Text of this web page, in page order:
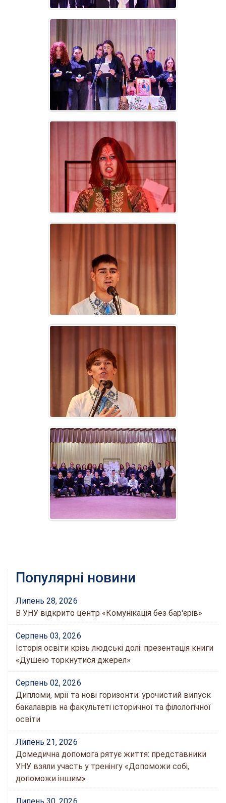
Популярні новини
Липень 28, 2026
В УНУ відкрито центр «Комунікація без бар'єрів»
Серпень 03, 2026
Історія освіти крізь людські долі: презентація книги
«Душею торкнутися джерел»
Серпень 02, 2026
Дипломи, мрії та нові горизонти: урочистий випуск
бакалаврів на факультеті історичної та філологічної
освіти
Липень 21, 2026
Домедична допомога рятує життя: представники
УНУ взяли участь у тренінгу «Допоможи собі,
допоможи іншим»
Липень 30, 2026